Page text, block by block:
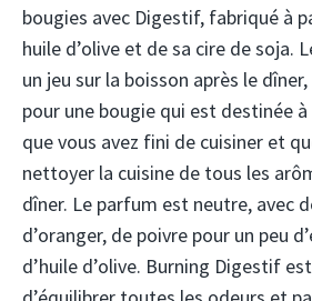
bougies avec Digestif, fabriqué à
huile d’olive et de sa cire de soja.
un jeu sur la boisson après le
pour une bougie qui est destinée
que vous avez fini de cuisiner et
nettoyer la cuisine de tous les
dîner. Le parfum est neutre, avec
d’oranger, de poivre pour un peu
d’huile d’olive. Burning Digestif